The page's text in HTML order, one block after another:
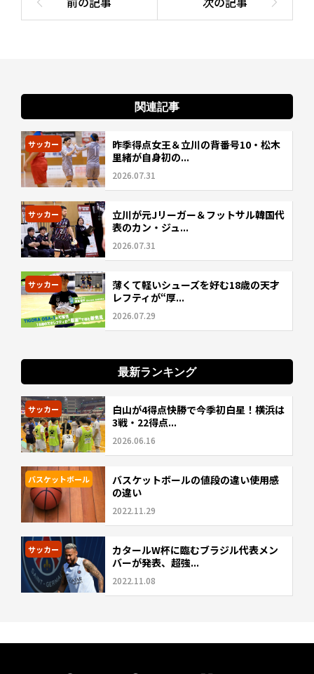
関連記事
サッカー
昨季得点女王＆立川の背番号10・松木
里緒が自身初の...
2026.07.31
サッカー
立川が元Jリーガー＆フットサル韓国代
表のカン・ジュ...
2026.07.31
サッカー
薄くて軽いシューズを好む18歳の天才
レフティが“厚...
2026.07.29
最新ランキング
サッカー
白山が4得点快勝で今季初白星！横浜は
3戦・22得点...
2026.06.16
バスケットボール
バスケットボールの値段の違い使用感
の違い
2022.11.29
サッカー
カタールW杯に臨むブラジル代表メン
バーが発表、超強...
2022.11.08